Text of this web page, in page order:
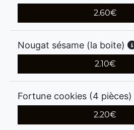
2.60€
Nougat sésame (la boite)
2.10€
Fortune cookies (4 pièces)
2.20€